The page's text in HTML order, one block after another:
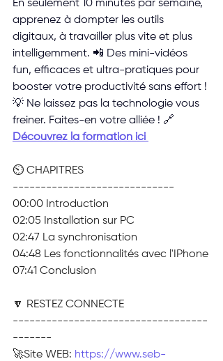
En seulement 10 minutes par semaine,
apprenez à dompter les outils
digitaux, à travailler plus vite et plus
intelligemment. 📲 Des mini-vidéos
fun, efficaces et ultra-pratiques pour
booster votre productivité sans effort !
💡 Ne laissez pas la technologie vous
freiner. Faites-en votre alliée ! 🔗
Découvrez la formation ici
⏲️ CHAPITRES
-----------------------------
00:00 Introduction
02:05 Installation sur PC
02:47 La synchronisation
04:48 Les fonctionnalités avec l'IPhone
07:41 Conclusion
🔽 RESTEZ CONNECTE
-----------------------------------
-------
🚀Site WEB: https://www.seb-